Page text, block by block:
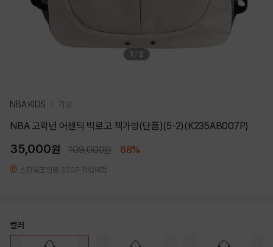
1 2
NBA KIDS 가방
NBA 고학년 어센틱 빅로고 책가방(단품)(5-2)(K235AB007P)
35,000원 109,000원 68%
스타일포인트 350P 적립예정
컬러